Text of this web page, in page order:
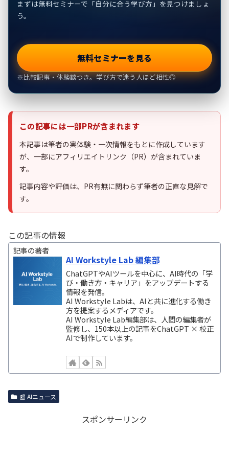
まずは無料セミナーで「自分に合う学び方」を見つけましょ
う。
無料セミナーを見る
※比較記事・体験談つき。学び方で迷う人ほど相性◎
この記事には一部PRが含まれます
本記事は筆者の実体験・一次情報をもとに作成しています
が、一部にアフィリエイトリンク（PR）が含まれていま
す。
記事内容や評価は、PR有無に関わらず筆者の正直な見解で
す。
この記事の情報
記事の著者
AI Workstyle Lab 編集部
ChatGPTやAIツールを中心に、AI時代の「学
び・働き方・キャリア」をアップデートする
情報を発信。
AI Workstyle Labは、AIと共に進化する働き
方を提案するメディアです。
AI Workstyle Lab編集部は、人間の編集者が
監修し、150本以上の記事をChatGPT × 校正
AIで制作しています。
📰 AIニュース
スポンサーリンク